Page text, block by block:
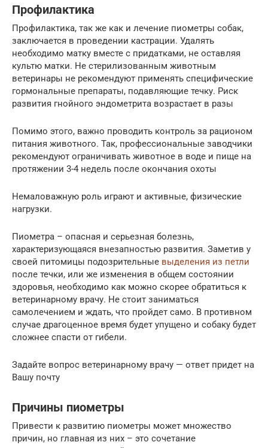
Профилактика
Профилактика, так же как и лечение пиометры собак,
заключается в проведении кастрации. Удалять
необходимо матку вместе с придатками, не оставляя
культю матки. Не стерилизованным животным
ветеринары не рекомендуют применять специфические
гормональные препараты, подавляющие течку. Риск
развития гнойного эндометрита возрастает в разы
Помимо этого, важно проводить контроль за рационом
питания животного. Так, профессиональные заводчики
рекомендуют ограничивать животное в воде и пище на
протяжении 3-4 недель после окончания охоты
Немаловажную роль играют и активные, физические
нагрузки.
Пиометра – опасная и серьезная болезнь,
характеризующаяся внезапностью развития. Заметив у
своей питомицы подозрительные выделения из петли
после течки, или же изменения в общем состоянии
здоровья, необходимо как можно скорее обратиться к
ветеринарному врачу. Не стоит заниматься
самолечением и ждать, что пройдет само. В противном
случае драгоценное время будет упущено и собаку будет
сложнее спасти от гибели.
Задайте вопрос ветеринарному врачу — ответ придет на
Вашу почту
Причины пиометры
Привести к развитию пиометры может множество
причин, но главная из них – это сочетание